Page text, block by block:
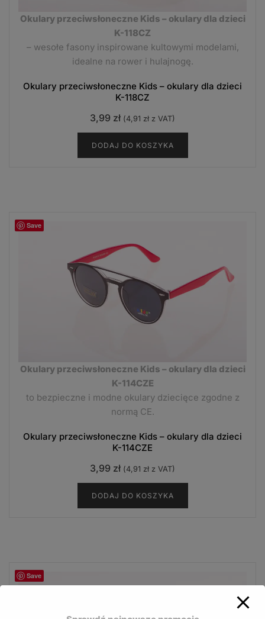
Okulary przeciwsłoneczne Kids – okulary dla dzieci
K-118CZ
– wesołe fasony inspirowane kultowymi modelami,
idealne na rower i hulajnogę.
Okulary przeciwsłoneczne Kids – okulary dla dzieci
K-118CZ
3,99 zł (4,91 zł z VAT)
DODAJ DO KOSZYKA
Save
Okulary przeciwsłoneczne Kids – okulary dla dzieci
K-114CZE
to bezpieczne i modne okulary dziecięce zgodne z
normą CE.
Okulary przeciwsłoneczne Kids – okulary dla dzieci
K-114CZE
3,99 zł (4,91 zł z VAT)
DODAJ DO KOSZYKA
Save